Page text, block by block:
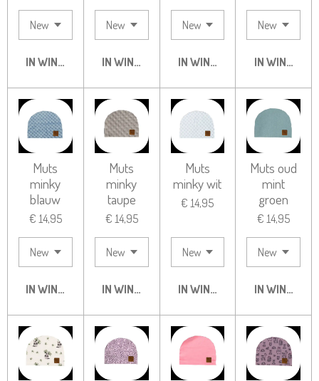
IN WINKELWAGENIN WINKELWAGENIN WINKELWAGEN
IN
Muts
minky
blauw
€ 14,95
IN WINKELWAGEN
Muts
minky
taupe
€ 14,95
IN WINKELWAGEN
Muts
minky wit
€ 14,95
IN WINKELWAGEN
Muts oud
mint
groen
€ 14,95
IN